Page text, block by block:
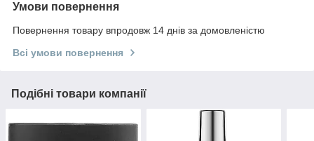
Умови повернення
Повернення товару впродовж 14 днів за домовленістю
Всі умови повернення
Подібні товари компанії